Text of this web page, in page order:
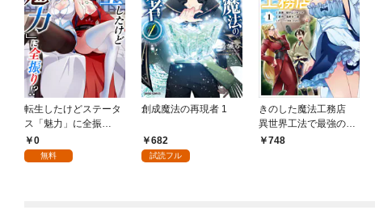
転生したけどステータ
ス「魅力」に全振
り！？(1)
0
無料
創成魔法の再現者 1
682
試読フル
きのした魔法工務店
異世界工法で最強の家
づくりを（コミック）
748